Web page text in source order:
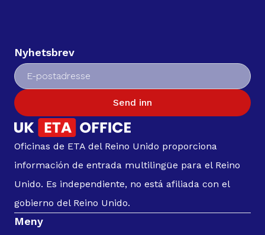
Nyhetsbrev
Send inn
Oficinas de ETA del Reino Unido proporciona
información de entrada multilingüe para el Reino
Unido. Es independiente, no está afiliada con el
gobierno del Reino Unido.
Meny